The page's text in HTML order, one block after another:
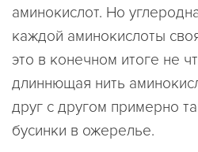
аминокислот. Но
каждой аминокислоты
это в конечном итоге не
длиннющая нить
друг с другом примерно
бусинки в ожерелье.